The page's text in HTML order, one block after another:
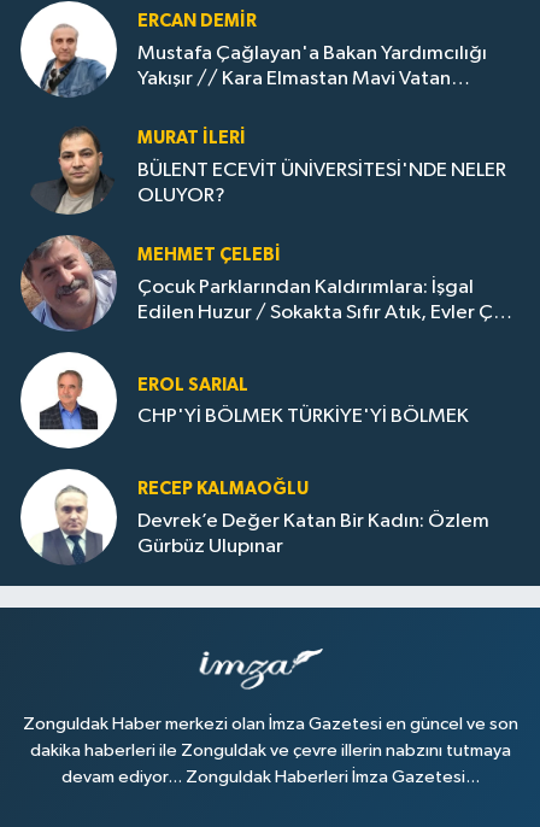
ERCAN DEMIR
Mustafa Çağlayan'a Bakan Yardımcılığı
Yakışır // ​Kara Elmastan Mavi Vatan
MURAT İLERI
BÜLENT ECEVİT ÜNİVERSİTESİ'NDE NELER
OLUYOR?
MEHMET ÇELEBI
Çocuk Parklarından Kaldırımlara: İşgal
Edilen Huzur / Sokakta Sıfır Atık, Evler Çöp
EROL SARIAL
CHP'Yİ BÖLMEK TÜRKİYE'Yİ BÖLMEK
RECEP KALMAOĞLU
Devrek’e Değer Katan Bir Kadın: Özlem
Gürbüz Ulupınar
Zonguldak Haber merkezi olan İmza Gazetesi en güncel ve son
dakika haberleri ile Zonguldak ve çevre illerin nabzını tutmaya
devam ediyor... Zonguldak Haberleri İmza Gazetesi...